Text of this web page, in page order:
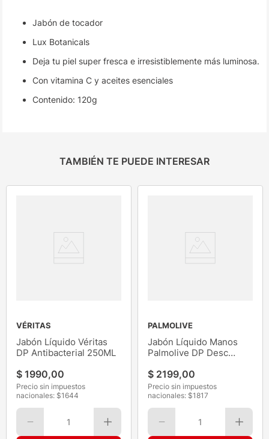
Jabón de tocador
Lux Botanicals
Deja tu piel super fresca e irresistiblemente más luminosa.
Con vitamina C y aceites esenciales
Contenido: 120g
TAMBIÉN TE PUEDE INTERESAR
VÉRITAS
Jabón Líquido Véritas
DP Antibacterial 250ML
$ 1990,00
Precio sin impuestos
nacionales: $1644
1
PALMOLIVE
Jabón Líquido Manos
Palmolive DP Desc
$ 2199,00
Precio sin impuestos
nacionales: $1817
1